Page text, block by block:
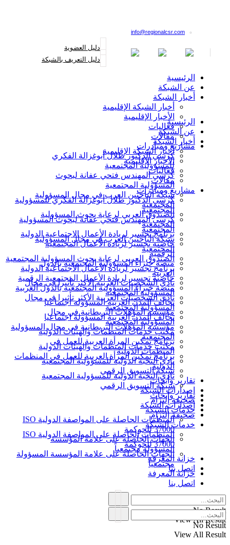
info@regionalcsr.com
دليل العضوية
دليل التعريف بالشبكة
الرئيسية
عن الشبكة
أخبار الشبكة
أخبار الشبكة الإقليمية
الأخبار الإقليمية
فعاليات
مقالات
مشاريع ومبادرات
كرسي الدكتور طلال أبوغزالة الفكري
للمسؤولية المجتمعية
كرسي المهندس فتحي عفانة لبحوث
المسؤولية المجتمعية
شبكة الباحثين العرب في مجال المسؤولية
المجتمعية
الصندوق العربي لرعاية بحوث المسؤولية
المجتمعية
برنامج تجسير لريادة الأعمال الاجتماعية الدولية
حاضنة تجسير لريادة الأعمال المجتمعية
الرقمية
منصة خبراء المسؤولية المجتمعية بالدول
العربية
نادي الشخصيات العربية الأكثر تأثيرا في مجال
المسؤولية المجتمعية
تحالف المدن العربية المسؤولة اجتماعيا
مؤسسة المؤهلات البريطانية في مجال
المسؤولية المجتمعية
مكتب خدمات المنظمات والهيئات الدولية
برنامج تمكين المرأة العربية للعمل في
المنظمات الدولية
نادي النخبة الدولية للمسؤولية المجتمعية
شبكة التسويق الرقمي
تقارير وأبحاث
إصدارات الشبكة
صحيفة إلتزام
خدمات الشبكة
المنظمات الحاصلة على المواصفة الدولية ISO
37000 للحوكمة
الجهات الحاصلة على علامة المؤسسة
المسؤولة مجتمعياً
خزانة المعرفة
اتصل بنا
No Result
View All Result
الرئيسية
عن الشبكة
أخبار الشبكة
أخبار الشبكة الإقليمية
الأخبار الإقليمية
فعاليات
مقالات
مشاريع ومبادرات
كرسي الدكتور طلال أبوغزالة الفكري للمسؤولية
المجتمعية
كرسي المهندس فتحي عفانة لبحوث المسؤولية
المجتمعية
شبكة الباحثين العرب في مجال المسؤولية
المجتمعية
الصندوق العربي لرعاية بحوث المسؤولية المجتمعية
برنامج تجسير لريادة الأعمال الاجتماعية الدولية
حاضنة تجسير لريادة الأعمال المجتمعية الرقمية
منصة خبراء المسؤولية المجتمعية بالدول العربية
نادي الشخصيات العربية الأكثر تأثيرا في مجال
المسؤولية المجتمعية
تحالف المدن العربية المسؤولة اجتماعيا
مؤسسة المؤهلات البريطانية في مجال المسؤولية
المجتمعية
مكتب خدمات المنظمات والهيئات الدولية
برنامج تمكين المرأة العربية للعمل في المنظمات
الدولية
نادي النخبة الدولية للمسؤولية المجتمعية
شبكة التسويق الرقمي
تقارير وأبحاث
إصدارات الشبكة
صحيفة إلتزام
خدمات الشبكة
المنظمات الحاصلة على المواصفة الدولية ISO
37000 للحوكمة
الجهات الحاصلة على علامة المؤسسة المسؤولة
مجتمعياً
خزانة المعرفة
اتصل بنا
No Result
View All Result